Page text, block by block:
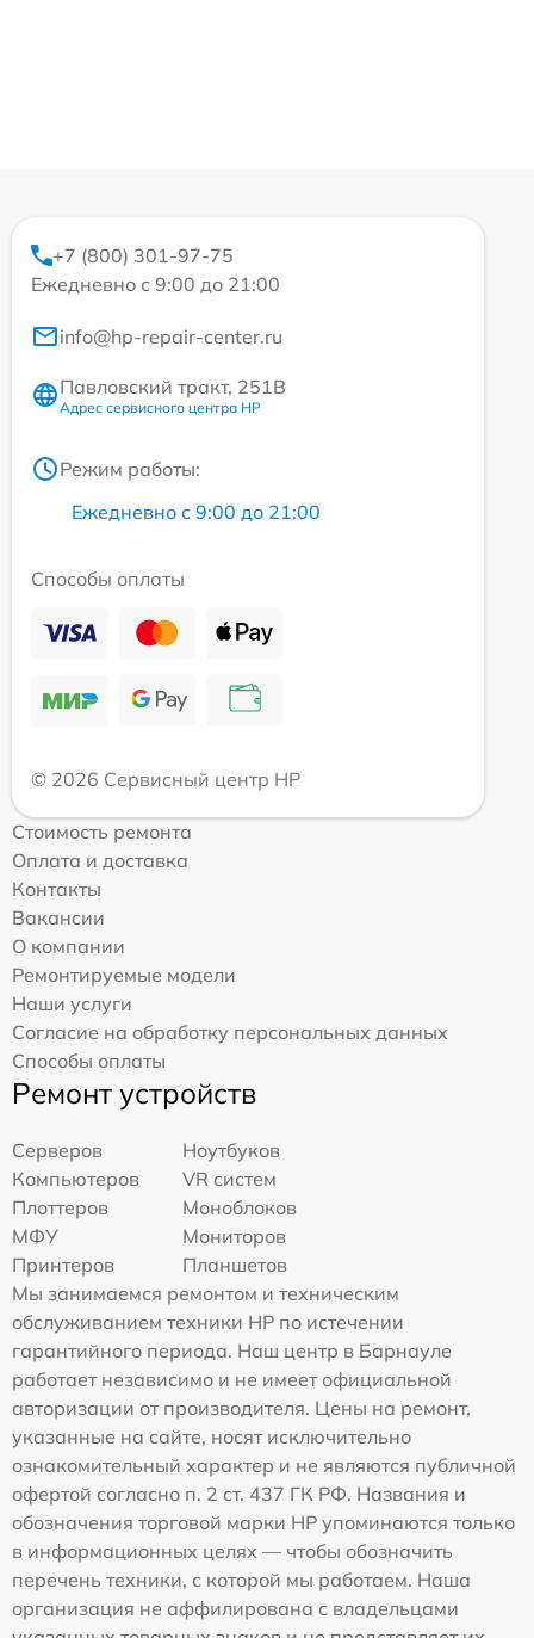
+7 (800) 301-97-75
Ежедневно с 9:00 до 21:00
info@hp-repair-center.ru
Павловский тракт, 251В
Адрес сервисного центра HP
Режим работы:
Ежедневно с 9:00 до 21:00
Способы оплаты
© 2026 Сервисный центр HP
Стоимость ремонта
Оплата и доставка
Контакты
Вакансии
О компании
Ремонтируемые модели
Наши услуги
Согласие на обработку персональных данных
Способы оплаты
Ремонт устройств
Серверов
Ноутбуков
Компьютеров
VR систем
Плоттеров
Моноблоков
МФУ
Мониторов
Принтеров
Планшетов
Мы занимаемся ремонтом и техническим
обслуживанием техники HP по истечении
гарантийного периода. Наш центр в Барнауле
работает независимо и не имеет официальной
авторизации от производителя. Цены на ремонт,
указанные на сайте, носят исключительно
ознакомительный характер и не являются публичной
офертой согласно п. 2 ст. 437 ГК РФ. Названия и
обозначения торговой марки HP упоминаются только
в информационных целях — чтобы обозначить
перечень техники, с которой мы работаем. Наша
организация не аффилирована с владельцами